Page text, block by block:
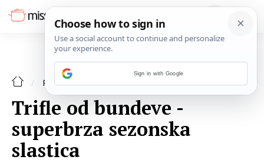
RECEPTI DESERT
Trifle od bundeve -
superbrza sezonska
slastica
Sign in with Google